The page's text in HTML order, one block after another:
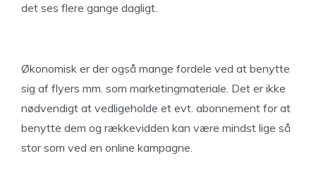
det ses flere gange dagligt.
Økonomisk er der også mange fordele ved at benytte
sig af flyers mm. som marketingmateriale. Det er ikke
nødvendigt at vedligeholde et evt. abonnement for at
benytte dem og rækkevidden kan være mindst lige så
stor som ved en online kampagne.